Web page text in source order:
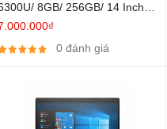
8GB/ 256GB/ 14 Inch
HD Graphics 520
0 đánh giá